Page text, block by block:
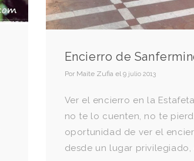
Encierro de
Por Maite Zufia el9 julio 2013
Ver el encierro en la
no te lo cuenten, no te
oportunidad de ver el
desde un lugar privilegiado,